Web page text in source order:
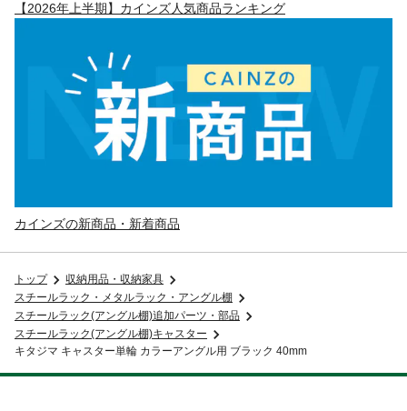
【2026年上半期】カインズ人気商品ランキング
カインズの新商品・新着商品
トップ
収納用品・収納家具
スチールラック・メタルラック・アングル棚
スチールラック(アングル棚)追加パーツ・部品
スチールラック(アングル棚)キャスター
キタジマ キャスター単輪 カラーアングル用 ブラック 40mm